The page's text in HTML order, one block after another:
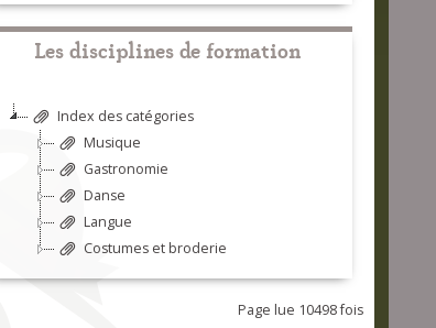
Les disciplines de formation
Index des catégories
Musique
Gastronomie
Danse
Langue
Costumes et broderie
Page lue 10498 fois